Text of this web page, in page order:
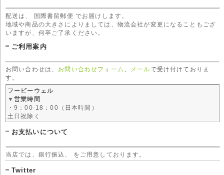
配送は、 国際書留郵便 でお届けします。
地域や商品の大きさによりましては、物流会社が変更になることもござ
いますが、何卒ご了承ください。
ご利用案内
お問い合わせは、 お問い合わせフォーム メールで受け付けておりま
す。
フービーウェル
▼営業時間
・9：00-18：00（日本時間）
土日祝除く
お支払いについて
当店では、銀行振込、 をご用意しております。
Twitter